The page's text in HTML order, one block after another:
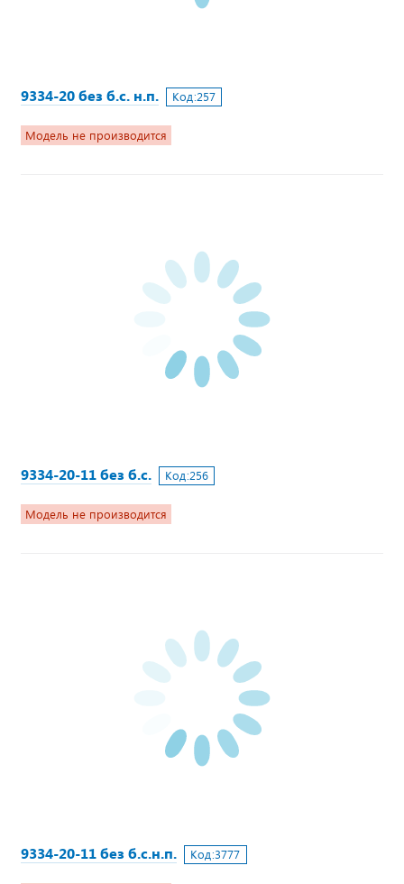
9334-20 без б.с. н.п. Код:257
Модель не производится
9334-20-11 без б.с. Код:256
Модель не производится
9334-20-11 без б.с.н.п. Код:3777